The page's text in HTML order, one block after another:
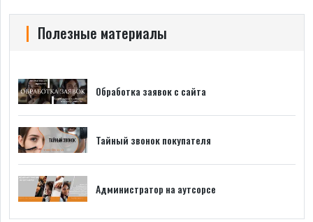
Полезные материалы
Обработка заявок с сайта
Тайный звонок покупателя
Администратор на аутсорсе